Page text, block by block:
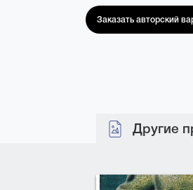
Заказать авторский
Другие